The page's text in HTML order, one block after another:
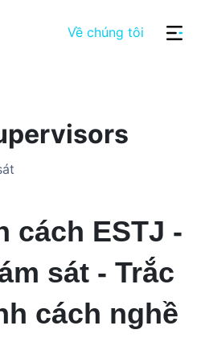
Về chúng tôi
cách ESTJ -
sát - Trắc
cách nghề